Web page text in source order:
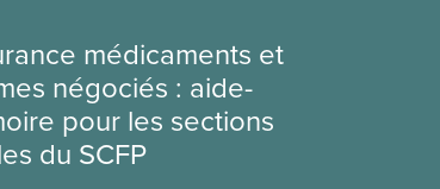
médicaments et
négociés : aide-
pour les sections
du SCFP